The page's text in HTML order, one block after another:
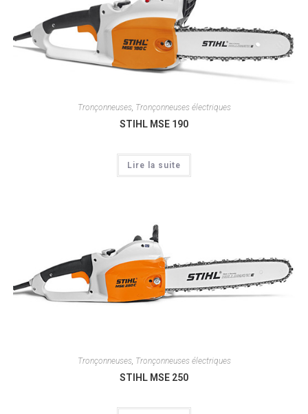
Tronçonneuses, Tronçonneuses électriques
STIHL MSE 190
Lire la suite
Tronçonneuses, Tronçonneuses électriques
STIHL MSE 250